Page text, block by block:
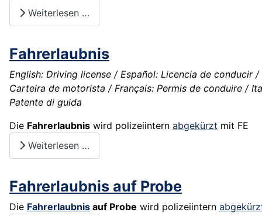
Weiterlesen …
Fahrerlaubnis
English: Driving license / Español: Licencia de conducir
Carteira de motorista / Français: Permis de conduire /
Patente di guida
Die Fahrerlaubnis wird polizeiintern abgekürzt mit FE
Weiterlesen …
Fahrerlaubnis auf Probe
Die Fahrerlaubnis auf Probe wird polizeiintern